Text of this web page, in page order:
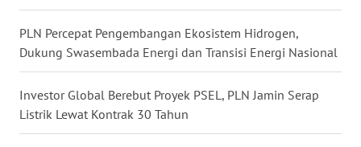
PLN Percepat Pengembangan Ekosistem Hidrogen,
Dukung Swasembada Energi dan Transisi Energi Nasional
Investor Global Berebut Proyek PSEL, PLN Jamin Serap
Listrik Lewat Kontrak 30 Tahun
LANGKAT
TAPANULI
SELATAN